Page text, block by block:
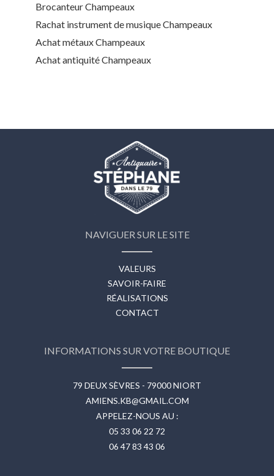
Brocanteur Champeaux
Rachat instrument de musique Champeaux
Achat métaux Champeaux
Achat antiquité Champeaux
NAVIGUER SUR LE SITE
VALEURS
SAVOIR-FAIRE
RÉALISATIONS
CONTACT
INFORMATIONS SUR VOTRE BOUTIQUE
79 DEUX SÈVRES - 79000 NIORT
AMIENS.KB@GMAIL.COM
APPELEZ-NOUS AU :
05 33 06 22 72
06 47 83 43 06